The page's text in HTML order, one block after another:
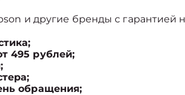
и другие бренды с гарантией
495 рублей;
обращения;